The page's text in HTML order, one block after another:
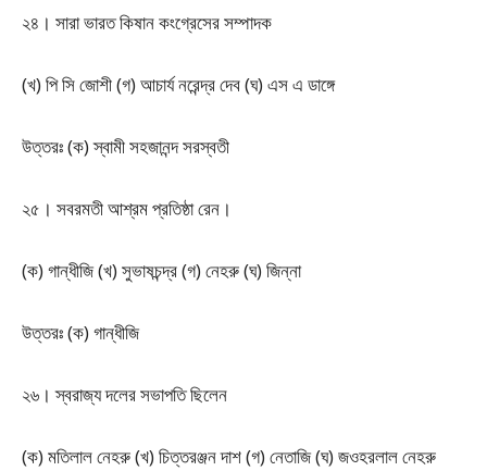
২৪। সারা ভারত কিষান কংগ্রেসের সম্পাদক
(খ) পি সি জোশী (গ) আচার্য নরেন্দ্র দেব (ঘ) এস এ ডাঙ্গে
উত্তরঃ (ক) স্বামী সহজানন্দ সরস্বতী
২৫। সবরমতী আশ্রম প্রতিষ্ঠা রেন।
(ক) গান্ধীজি (খ) সুভাষচন্দ্র (গ) নেহরু (ঘ) জিন্না
উত্তরঃ (ক) গান্ধীজি
২৬। স্বরাজ্য দলের সভাপতি ছিলেন
(ক) মতিলাল নেহরু (খ) চিত্তরঞ্জন দাশ (গ) নেতাজি (ঘ) জওহরলাল নেহরু